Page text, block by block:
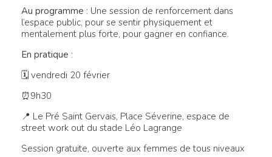
Au programme : Une session de renforcement dans
l’espace public, pour se sentir physiquement et
mentalement plus forte, pour gagner en confiance.
En pratique :
🗓 vendredi 20 février
⏰9h30
📍 Le Pré Saint Gervais, Place Séverine, espace de
street work out du stade Léo Lagrange
Session gratuite, ouverte aux femmes de tous niveaux